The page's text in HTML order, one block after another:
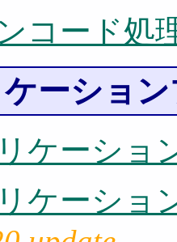
コード処
ーショ
ケーショ
ケーショ